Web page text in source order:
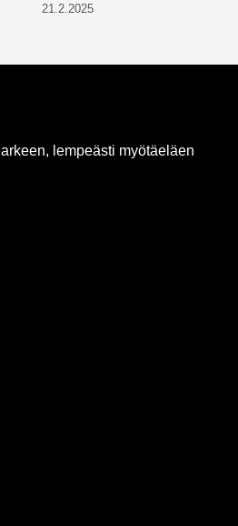
21.2.2025
lempeästi myötäeläen